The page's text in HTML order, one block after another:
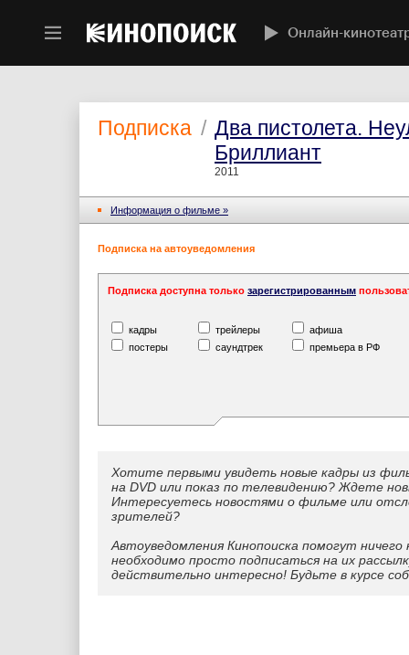
Онлайн-
Подписка / Два пистолета.
Бриллиант
2011
Информация o фильме »
Подписка на автоуведомления
Подписка доступна только зарегистрированным
кадры трейлеры
афиша
постеры
саундтрек премьера в РФ
Хотите первыми увидеть новые кадры из
на DVD или показ по телевидению? Ждете
Интересуетесь новостями о фильме или
зрителей?
Автоуведомления Кинопоиска помогут
необходимо просто подписаться на их
действительно интересно! Будьте в курсе